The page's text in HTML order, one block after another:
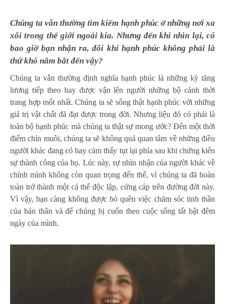
Chúng ta vẫn thường tìm kiếm hạnh phúc ở những nơi xa
xôi trong thế giới ngoài kia. Nhưng đến khi nhìn lại, có
bao giờ bạn nhận ra, đôi khi hạnh phúc không phải là
thứ khó nắm bắt đến vậy?
Chúng ta vẫn thường định nghĩa hạnh phúc là những kỳ tăng
lương tiếp theo hay được vận lên người những bộ cánh thời
trang hợp mốt nhất. Chúng ta sẽ sống thật hạnh phúc với những
giá trị vật chất đã đạt được trong đời. Nhưng liệu đó có phải là
toàn bộ hạnh phúc mà chúng ta thật sự mong ước? Đến một thời
điểm chín muồi, chúng ta sẽ không quá quan tâm về những điều
người khác đang có hay cảm thấy tụt lại phía sau khi chứng kiến
sự thành công của họ. Lúc này, sự nhìn nhận của người khác về
chính mình không còn quan trọng đến thế, vì chúng ta đã hoàn
toàn trở thành một cá thể độc lập, cứng cáp trên đường đời này.
Vì vậy, bạn càng không được bỏ quên việc chăm sóc tinh thần
của bản thân và để chúng bị cuốn theo cuộc sống tất bật đêm
ngày của mình.